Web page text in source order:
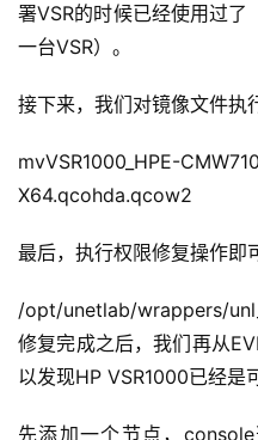
署VSR的时候已经使用过
一台VSR）。
接下来，我们对镜像文件执
mvVSR1000_HPE-
X64.qcohda.qcow2
最后，执行权限修复操作即
/opt/unetlab/wrappers/
修复完成之后，我们再从
以发现HP VSR1000已经是
先添加一个节点，